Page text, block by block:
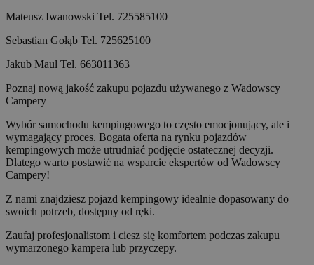
Mateusz Iwanowski Tel. 725585100
Sebastian Gołąb Tel. 725625100
Jakub Maul Tel. 663011363
Poznaj nową jakość zakupu pojazdu używanego z Wadowscy
Campery
Wybór samochodu kempingowego to często emocjonujący, ale i
wymagający proces. Bogata oferta na rynku pojazdów
kempingowych może utrudniać podjęcie ostatecznej decyzji.
Dlatego warto postawić na wsparcie ekspertów od Wadowscy
Campery!
Z nami znajdziesz pojazd kempingowy idealnie dopasowany do
swoich potrzeb, dostępny od ręki.
Zaufaj profesjonalistom i ciesz się komfortem podczas zakupu
wymarzonego kampera lub przyczepy.